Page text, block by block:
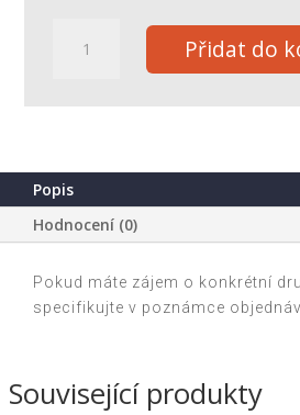
dinosaurus
množství
Přidat do
Popis
Hodnocení (0)
Pokud máte zájem o konkrétní
specifikujte v poznámce
Související produkty